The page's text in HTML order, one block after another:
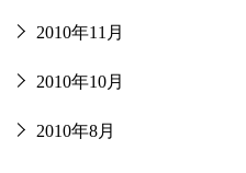
2010年11月
2010年10月
2010年8月